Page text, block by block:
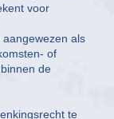
voor
als
of
de
te